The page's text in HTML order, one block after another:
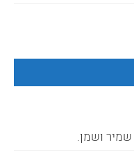
ושמן.